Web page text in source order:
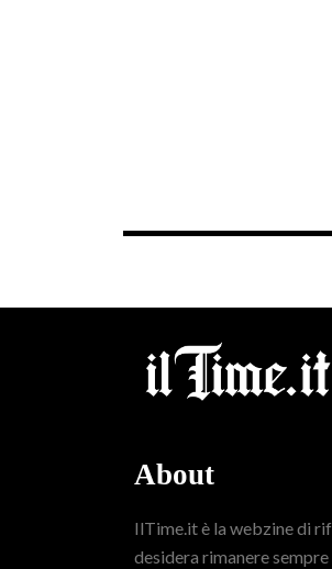
About
IlTime.it è la webzine di
desidera rimanere